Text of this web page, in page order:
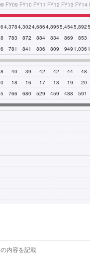
FY09 FY10 FY11 FY12 FY13 FY14
4,378 4,302 4,686 4,895 5,4545,892
783 872 884 834 869 853
781 841 836 809 949 1,036
40 39 42 42 44 48
18 16 17 18 19 20
766 680 529 459 488 591
内容を記載